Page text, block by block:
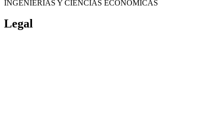
INGENIERÍAS Y CIENCIAS ECONÓMICAS
Legal